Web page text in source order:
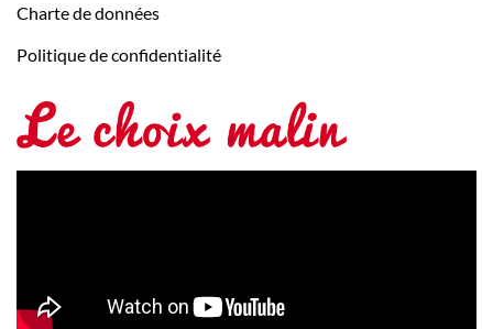
Charte de données
Politique de confidentialité